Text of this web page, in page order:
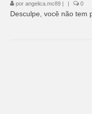
Meus
por angelica.mc89 | | 0
Desculpe, você não tem